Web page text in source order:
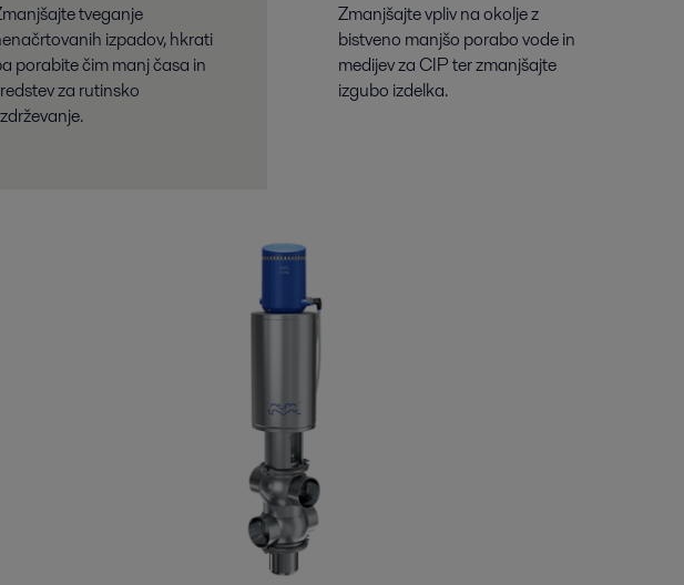
tveganje
izpadov, hkrati
porabite čim manj časa in
za rutinsko
Zmanjšajte vpliv na okolje z
bistveno manjšo porabo vode in
medijev za CIP ter zmanjšajte
izgubo izdelka.